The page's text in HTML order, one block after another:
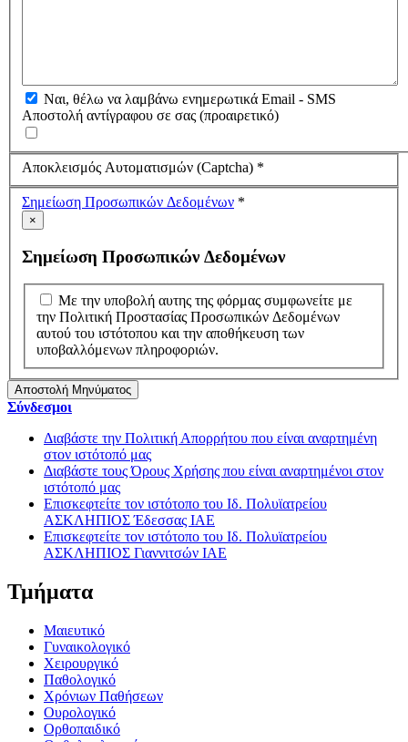
Ναι, θέλω να λαμβάνω ενημερωτικά Email - SMS
Αποστολή αντίγραφου σε σας (προαιρετικό)
Αποκλεισμός Αυτοματισμών (Captcha) *
Σημείωση Προσωπικών Δεδομένων *
×
Σημείωση Προσωπικών Δεδομένων
την Πολιτική Προστασίας Προσωπικών Δεδομένων
αυτού του ιστότοπου και την αποθήκευση των
υποβαλλόμενων πληροφοριών.
Αποστολή Μηνύματος
Σύνδεσμοι
Διαβάστε την Πολιτική Απορρήτου που είναι αναρτημένη
στον ιστότοπό μας
Διαβάστε τους Όρους Χρήσης που είναι αναρτημένοι στον
ιστότοπό μας
Επισκεφτείτε τον ιστότοπο του Ιδ. Πολυϊατρείου
ΑΣΚΛΗΠΙΟΣ Έδεσσας ΙΑΕ
Επισκεφτείτε τον ιστότοπο του Ιδ. Πολυϊατρείου
ΑΣΚΛΗΠΙΟΣ Γιαννιτσών ΙΑΕ
Τμήματα
Μαιευτικό
Γυναικολογικό
Χειρουργικό
Παθολογικό
Χρόνιων Παθήσεων
Ουρολογικό
Ορθοπαιδικό